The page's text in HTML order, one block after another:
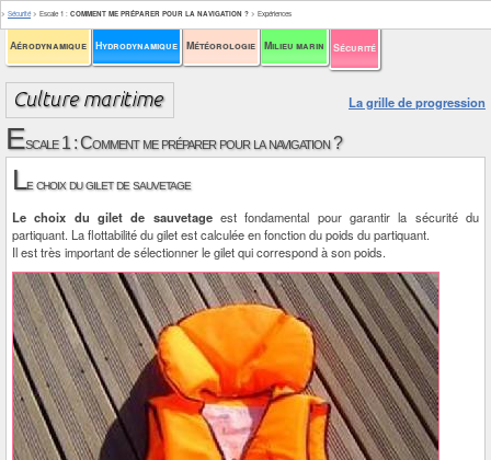
Aérodynamique Hydrodynamique Météorologie Milieu marin Sécurité
> Sécurité > Escale 1 : COMMENT ME PRÉPARER POUR LA NAVIGATION ? > Expériences
La grille de progression
Escale 1 : Comment me préparer pour la navigation ?
Le choix du gilet de sauvetage
Le choix du gilet de sauvetage est fondamental pour garantir la sécurité du
partiquant. La flottabilité du gilet est calculée en fonction du poids du partiquant.
Il est très important de sélectionner le gilet qui correspond à son poids.